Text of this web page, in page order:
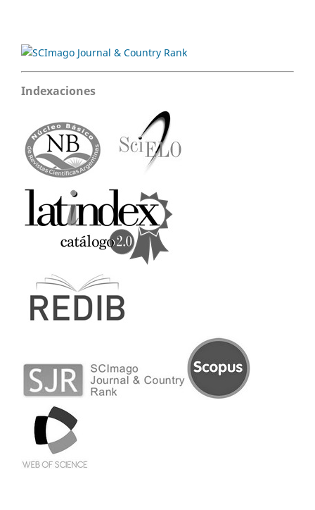
Indexaciones